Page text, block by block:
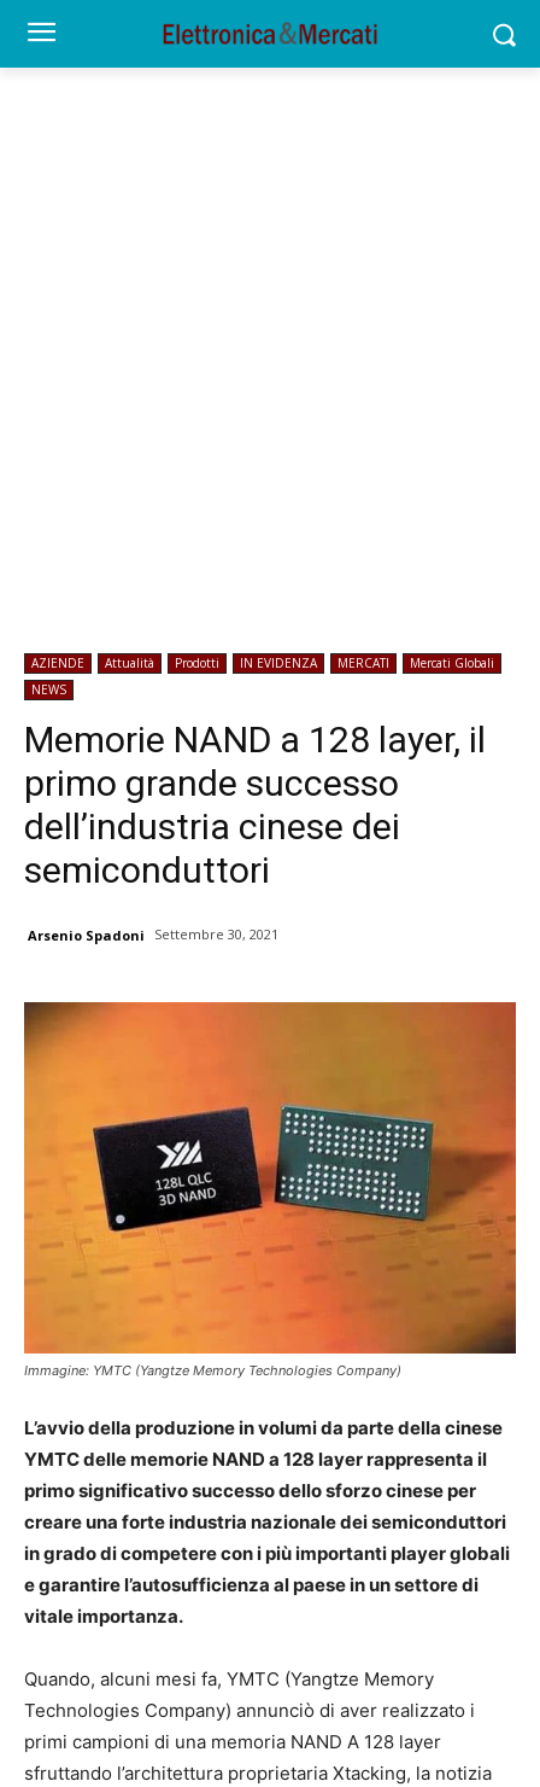
AZIENDE Attualità Prodotti IN EVIDENZA MERCATI
Mercati Globali
NEWS
Memorie NAND a 128 layer, il
primo grande successo
dell’industria cinese dei
semiconduttori
Arsenio Spadoni Settembre 30, 2021
Immagine: YMTC (Yangtze Memory Technologies Company)
L’avvio della produzione in volumi da parte della cinese
YMTC delle memorie NAND a 128 layer rappresenta il
primo significativo successo dello sforzo cinese per
creare una forte industria nazionale dei semiconduttori
in grado di competere con i più importanti player globali
e garantire l’autosufficienza al paese in un settore di
vitale importanza.
Quando, alcuni mesi fa, YMTC (Yangtze Memory
Technologies Company) annunciò di aver realizzato i
primi campioni di una memoria NAND A 128 layer
sfruttando l’architettura proprietaria Xtacking, la notizia